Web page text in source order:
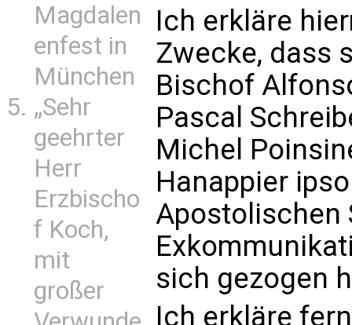
Magdalen
enfest in
München
„Sehr
geehrter
Herr
Erzbischo
f Koch,
mit
großer
Ich erkläre
Zwecke, dass
Bischof
Pascal
Michel
Hanappier
Apostolischen
sich gezogen
Ich erkläre